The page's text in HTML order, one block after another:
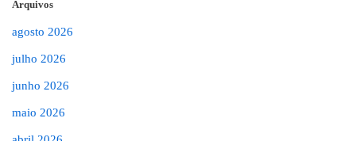
Arquivos
agosto 2026
julho 2026
junho 2026
maio 2026